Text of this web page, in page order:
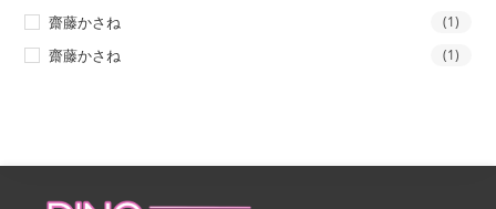
齋藤かさね (1)
齋藤かさね (1)